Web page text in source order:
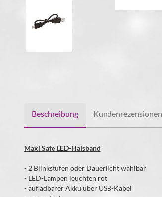
Beschreibung Kundenrezensionen
Maxi Safe LED-Halsband
- 2 Blinkstufen oder Dauerlicht wählbar
- LED-Lampen leuchten rot
- aufladbarer Akku über USB-Kabel